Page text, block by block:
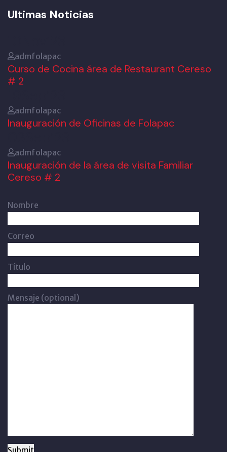
Ultimas Noticias
admfolapac
Curso de Cocina área de Restaurant Cereso
# 2
admfolapac
Inauguración de Oficinas de Folapac
admfolapac
Inauguración de la área de visita Familiar
Cereso # 2
Nombre
Correo
Título
Mensaje (optional)